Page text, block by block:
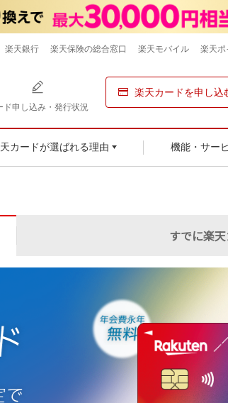
楽天銀行 楽天保険の総合窓口 楽天モバイル 楽天ポ
ド申し込み・発行状況
楽天カードを申し込
カードが選ばれる理由 機能・サー
すでに楽